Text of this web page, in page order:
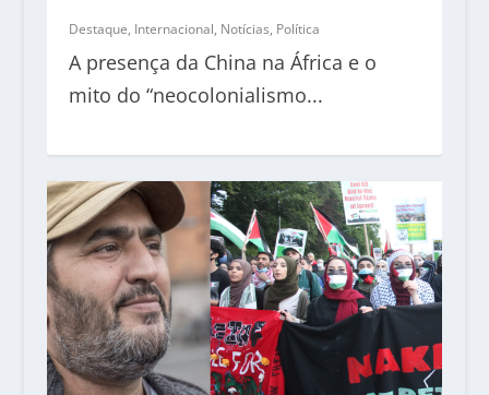
Destaque, Internacional, Notícias, Política
A presença da China na África e o
mito do “neocolonialismo...